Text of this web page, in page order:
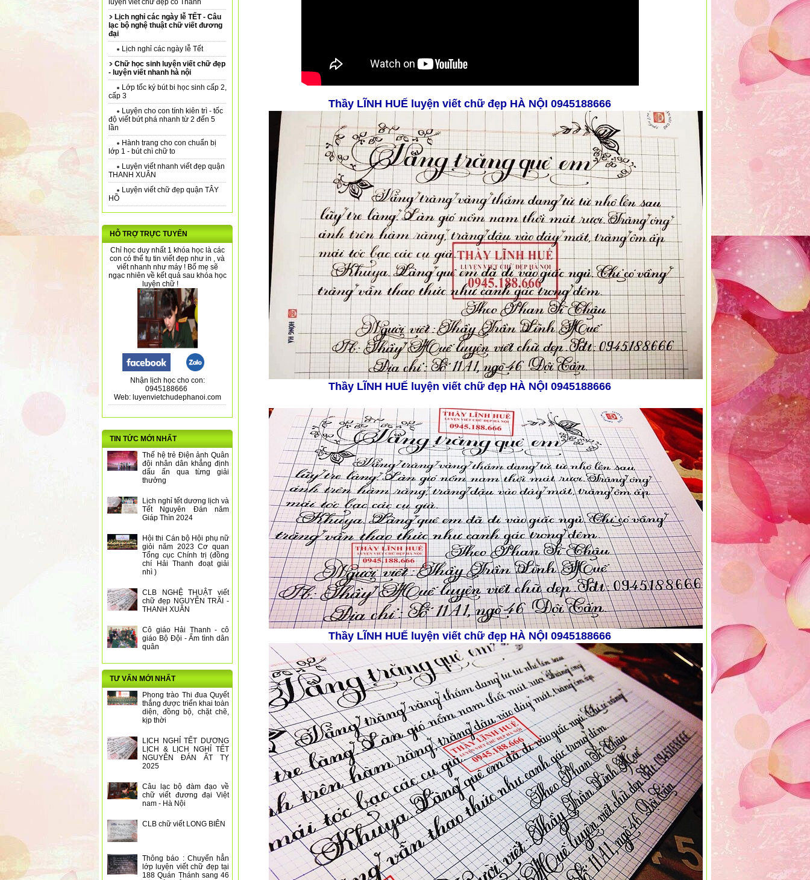
luyện viết chữ đẹp cô Thanh
Lịch nghỉ các ngày lễ TẾT - Câu
lạc bộ nghệ thuật chữ viết đương
đại
Lịch nghỉ các ngày lễ Tết
Chữ học sinh luyện viết chữ đẹp
- luyện viết nhanh hà nội
Lớp tốc ký bút bi học sinh cấp 2,
cấp 3
Luyện cho con tính kiên trì - tốc
độ viết bứt phá nhanh từ 2 đến 5
lần
Hành trang cho con chuẩn bị
lớp 1 - bút chì chữ to
Luyện viết nhanh viết đẹp quận
THANH XUÂN
Luyện viết chữ đẹp quận TÂY
HỒ
HỖ TRỢ TRỰC TUYẾN
Chỉ học duy nhất 1 khóa học là các
con có thể tụ tin viết đẹp như in , và
viết nhanh như máy ! Bố mẹ sẽ
ngạc nhiên về kết quả sau khóa học
luyện chữ !
Nhận lịch học cho con:
0945188666
Web: luyenvietchudephanoi.com
TIN TỨC MỚI NHẤT
Thế hệ trẻ Điện ảnh Quân
đội nhân dân khẳng định
dấu ấn qua từng giải
thưởng
Lịch nghỉ tết dương lịch và
Tết Nguyên Đán năm
Giáp Thìn 2024
Hội thi Cán bộ Hội phụ nữ
giỏi năm 2023 Cơ quan
Tổng cục Chính trị (đồng
chí Hải Thanh đoạt giải
nhì )
CLB NGHỆ THUẬT viết
chữ đẹp NGUYỄN TRÃI -
THANH XUÂN
Cô giáo Hải Thanh - cô
giáo Bộ Đội - Ấm tình dân
quân
TƯ VẤN MỚI NHẤT
Phong trào Thi đua Quyết
thắng được triển khai toàn
diện, đồng bộ, chặt chẽ,
kịp thời
LỊCH NGHỈ TẾT DƯƠNG
LỊCH & LỊCH NGHỈ TẾT
NGUYÊN ĐÁN ẤT TỴ
2025
Câu lạc bộ đàm đạo về
chữ viết đương đại Việt
nam - Hà Nội
CLB chữ viết LONG BIÊN
Thông báo : Chuyển hẳn
lớp luyện viết chữ đẹp tại
188 Quán Thánh sang 46
Thầy LĨNH HUẾ luyện viết chữ đẹp HÀ NỘI 0945188666
Thầy LĨNH HUẾ luyện viết chữ đẹp HÀ NỘI 0945188666
Thầy LĨNH HUẾ luyện viết chữ đẹp HÀ NỘI 0945188666